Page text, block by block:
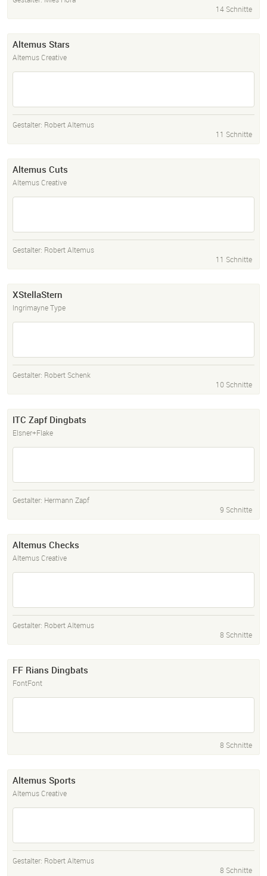
14 Schnitte
Altemus Stars
Altemus Creative
Gestalter: Robert Altemus
11 Schnitte
Altemus Cuts
Altemus Creative
Gestalter: Robert Altemus
11 Schnitte
XStellaStern
Ingrimayne Type
Gestalter: Robert Schenk
10 Schnitte
ITC Zapf Dingbats
Elsner+Flake
Gestalter: Hermann Zapf
9 Schnitte
Altemus Checks
Altemus Creative
Gestalter: Robert Altemus
8 Schnitte
FF Rians Dingbats
FontFont
8 Schnitte
Altemus Sports
Altemus Creative
Gestalter: Robert Altemus
8 Schnitte